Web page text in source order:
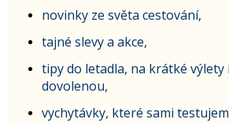
novinky ze světa cestování,
tajné slevy a akce,
tipy do letadla, na krátké výlety
dovolenou,
vychytávky, které sami